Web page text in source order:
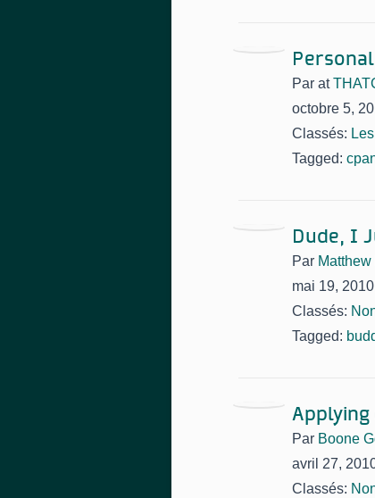
Par at
octobre 5,
Classés:
Tagged:
Dude, I
Par Matthew
mai 19, 2010
Classés:
Tagged:
Applying
Par Boone
avril 27,
Classés: